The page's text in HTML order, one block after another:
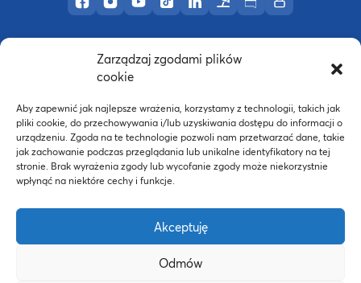
Zarządzaj zgodami plików
cookie
Aby zapewnić jak najlepsze wrażenia, korzystamy z technologii, takich jak
pliki cookie, do przechowywania i/lub uzyskiwania dostępu do informacji o
urządzeniu. Zgoda na te technologie pozwoli nam przetwarzać dane, takie
jak zachowanie podczas przeglądania lub unikalne identyfikatory na tej
stronie. Brak wyrażenia zgody lub wycofanie zgody może niekorzystnie
wpłynąć na niektóre cechy i funkcje.
Akceptuję
Odmów
Profil AWF Poznań w serwisie Facebook
Profil AWF Poznań w serwisie Instagram
Profil AWF Poznań w serwisie YouTube
Profil AWF Poznań w serwisie
Profil AWF Poznań w
OśrodekBiuletynIntranet
Akademia Wychowania Fizycznego w
Wykonanie:nFinity.pl